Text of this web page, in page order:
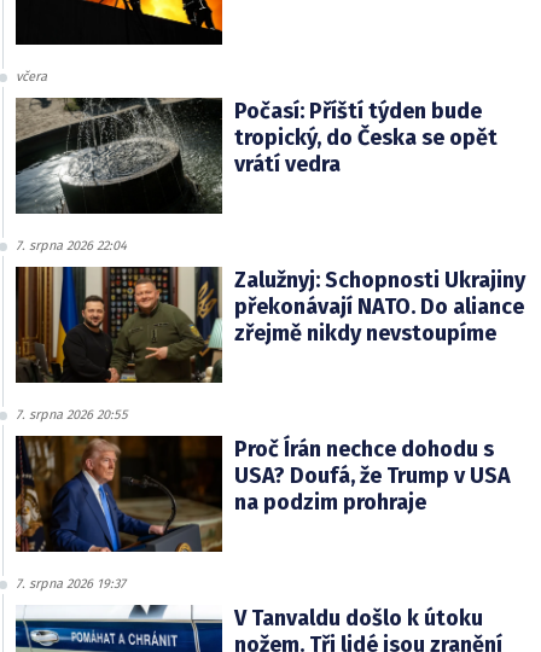
včera
Počasí: Příští týden bude
tropický, do Česka se opět
vrátí vedra
7. srpna 2026 22:04
Zalužnyj: Schopnosti Ukrajiny
překonávají NATO. Do aliance
zřejmě nikdy nevstoupíme
7. srpna 2026 20:55
Proč Írán nechce dohodu s
USA? Doufá, že Trump v USA
na podzim prohraje
7. srpna 2026 19:37
V Tanvaldu došlo k útoku
nožem. Tři lidé jsou zranění